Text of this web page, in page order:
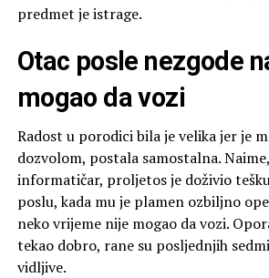
predmet je istrage.
Otac posle nezgode
mogao da vozi
Radost u porodici bila je velika jer je
dozvolom, postala samostalna.
informatičar, proljetos je doživio
poslu, kada mu je plamen ozbiljno
neko vrijeme nije mogao da vozi.
tekao dobro, rane su posljednjih
vidljive.